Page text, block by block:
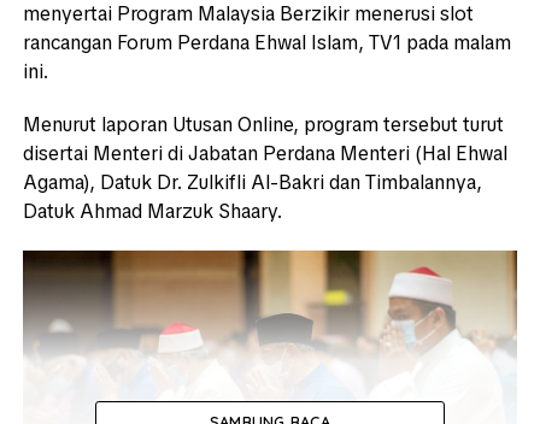
menyertai Program Malaysia Berzikir menerusi slot
rancangan Forum Perdana Ehwal Islam, TV1 pada malam
ini.
Menurut laporan Utusan Online, program tersebut turut
disertai Menteri di Jabatan Perdana Menteri (Hal Ehwal
Agama), Datuk Dr. Zulkifli Al-Bakri dan Timbalannya,
Datuk Ahmad Marzuk Shaary.